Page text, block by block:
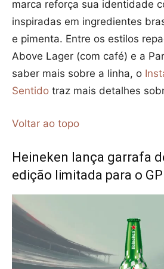
marca reforça sua identidade
inspiradas em ingredientes
e pimenta. Entre os estilos
Above Lager (com café) e a
saber mais sobre a linha, o
Sentido traz mais detalhes
Voltar ao topo
Heineken lança garrafa
edição limitada para o